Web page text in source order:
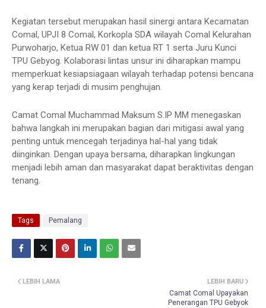
Kegiatan tersebut merupakan hasil sinergi antara Kecamatan
Comal, UPJI 8 Comal, Korkopla SDA wilayah Comal Kelurahan
Purwoharjo, Ketua RW 01 dan ketua RT 1 serta Juru Kunci
TPU Gebyog. Kolaborasi lintas unsur ini diharapkan mampu
memperkuat kesiapsiagaan wilayah terhadap potensi bencana
yang kerap terjadi di musim penghujan.
Camat Comal Muchammad Maksum S.IP MM menegaskan
bahwa langkah ini merupakan bagian dari mitigasi awal yang
penting untuk mencegah terjadinya hal-hal yang tidak
diinginkan. Dengan upaya bersama, diharapkan lingkungan
menjadi lebih aman dan masyarakat dapat beraktivitas dengan
tenang.
Tags Pemalang
LEBIH BARU
Camat Comal Upayakan
Penerangan TPU Gebyok
LEBIH LAMA